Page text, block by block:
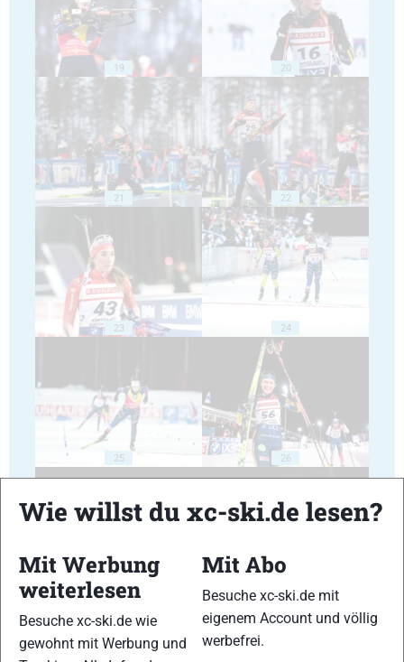
19 20
21 22
23 24
25 26
27 28
Wie willst du xc-ski.de lesen?
Mit Werbung
weiterlesen
Besuche xc-ski.de wie
gewohnt mit Werbung und
Mit Abo
Besuche xc-ski.de mit
eigenem Account und völlig
werbefrei.